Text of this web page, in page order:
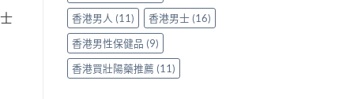
香港男人 (11) 香港男士(16)
香港男性保健品 (9)
香港買壯陽藥推薦 (11)